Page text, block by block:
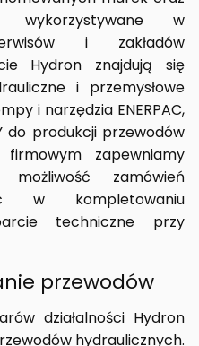
wykorzystywane w
i zakładów
Hydron znajdują się
i przemysłowe
i narzędzia ENERPAC,
do produkcji przewodów
firmowym zapewniamy
możliwość zamówień
w kompletowaniu
techniczne przy
przewodów
działalności Hydron
hydraulicznych.